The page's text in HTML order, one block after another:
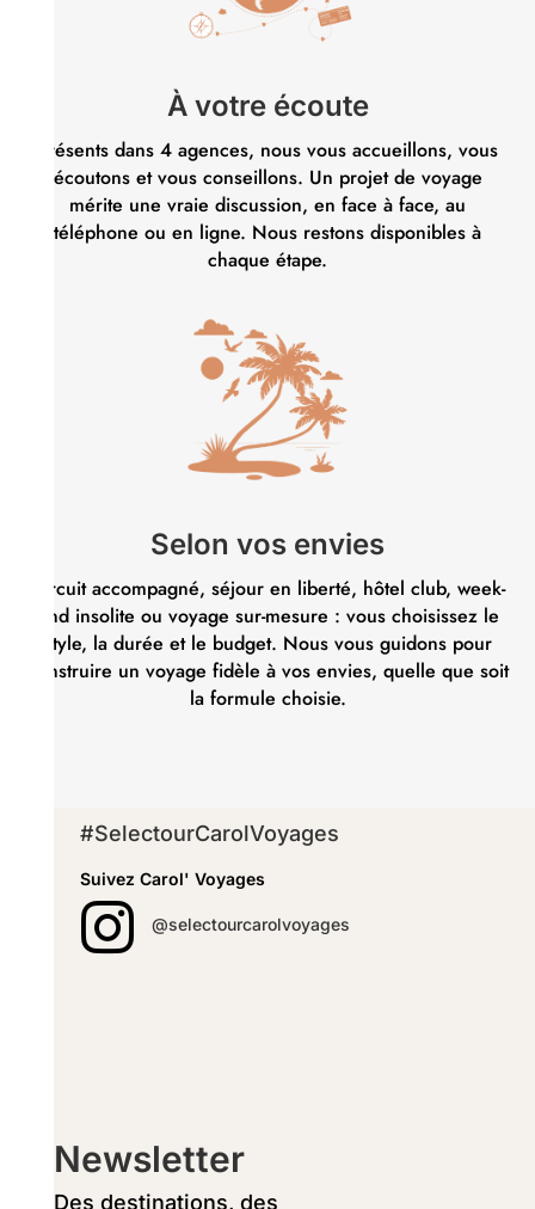
À votre écoute
Présents dans 4 agences, nous vous accueillons, vous
écoutons et vous conseillons. Un projet de voyage
mérite une vraie discussion, en face à face, au
téléphone ou en ligne. Nous restons disponibles à
chaque étape.
Selon vos envies
Circuit accompagné, séjour en liberté, hôtel club, week-
end insolite ou voyage sur-mesure : vous choisissez le
style, la durée et le budget. Nous vous guidons pour
construire un voyage fidèle à vos envies, quelle que soit
la formule choisie.
#SelectourCarolVoyages
Suivez Carol' Voyages
 @selectourcarolvoyages
Newsletter
Des destinations, des